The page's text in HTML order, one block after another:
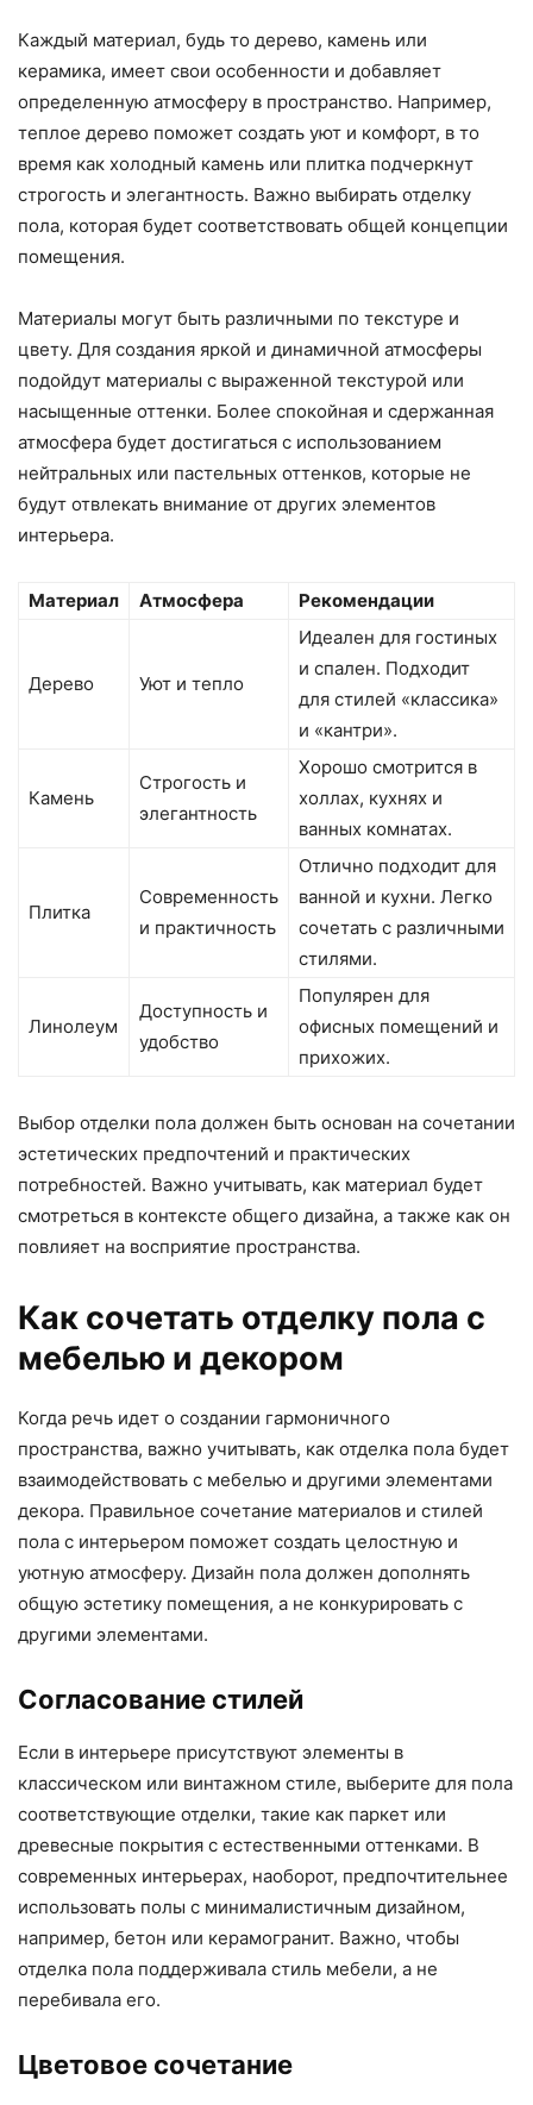
Каждый материал, будь то дерево, камень или
керамика, имеет свои особенности и добавляет
определенную атмосферу в пространство. Например,
теплое дерево поможет создать уют и комфорт, в то
время как холодный камень или плитка подчеркнут
строгость и элегантность. Важно выбирать отделку
пола, которая будет соответствовать общей концепции
помещения.
Материалы могут быть различными по текстуре и
цвету. Для создания яркой и динамичной атмосферы
подойдут материалы с выраженной текстурой или
насыщенные оттенки. Более спокойная и сдержанная
атмосфера будет достигаться с использованием
нейтральных или пастельных оттенков, которые не
будут отвлекать внимание от других элементов
интерьера.
Материал Атмосфера Рекомендации
Дерево Уют и тепло
Идеален для гостиных
и спален. Подходит
для стилей «классика»
и «кантри».
Камень
Строгость и
элегантность
Хорошо смотрится в
холлах, кухнях и
ванных комнатах.
Плитка
Современность
и практичность
Отлично подходит для
ванной и кухни. Легко
сочетать с различными
стилями.
Линолеум
Доступность и
удобство
Популярен для
офисных помещений и
прихожих.
Выбор отделки пола должен быть основан на сочетании
эстетических предпочтений и практических
потребностей. Важно учитывать, как материал будет
смотреться в контексте общего дизайна, а также как он
повлияет на восприятие пространства.
Как сочетать отделку пола с
мебелью и декором
Когда речь идет о создании гармоничного
пространства, важно учитывать, как отделка пола будет
взаимодействовать с мебелью и другими элементами
декора. Правильное сочетание материалов и стилей
пола с интерьером поможет создать целостную и
уютную атмосферу. Дизайн пола должен дополнять
общую эстетику помещения, а не конкурировать с
другими элементами.
Согласование стилей
Если в интерьере присутствуют элементы в
классическом или винтажном стиле, выберите для пола
соответствующие отделки, такие как паркет или
древесные покрытия с естественными оттенками. В
современных интерьерах, наоборот, предпочтительнее
использовать полы с минималистичным дизайном,
например, бетон или керамогранит. Важно, чтобы
отделка пола поддерживала стиль мебели, а не
перебивала его.
Цветовое сочетание